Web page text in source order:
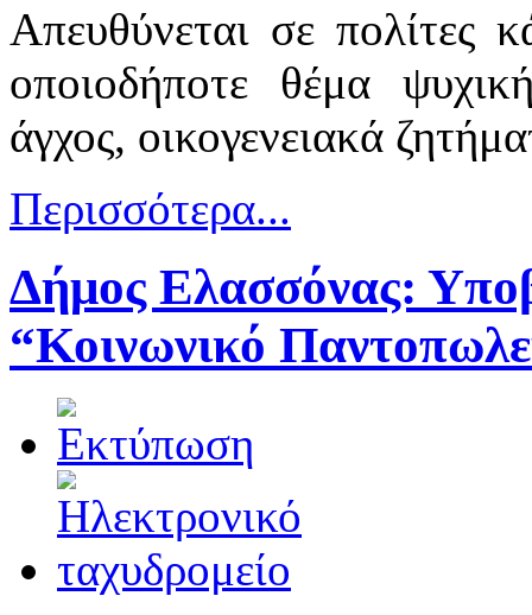
Απευθύνεται σε πολίτες
οποιοδήποτε θέμα
άγχος, οικογενειακά
Περισσότερα...
Δήμος Ελασσόνας:
“Κοινωνικό